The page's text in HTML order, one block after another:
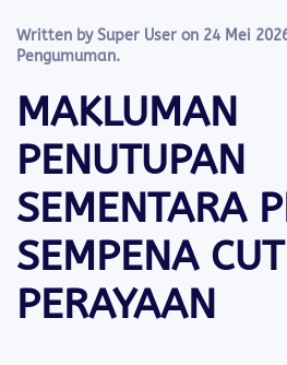
Written by Super User on 24 Mei
Pengumuman.
MAKLUMAN
PENUTUPAN
SEMENTARA
SEMPENA
PERAYAAN